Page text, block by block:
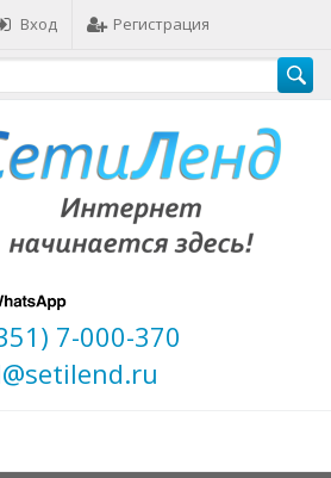
Вход Регистрация
7-000-370